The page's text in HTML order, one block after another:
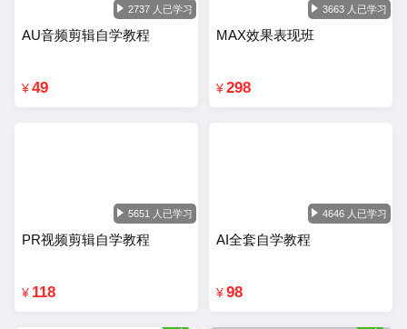
2737 人已学习
AU音频剪辑自学教程
¥ 49
3663 人已学习
MAX效果表现班
¥ 298
5651 人已学习
PR视频剪辑自学教程
¥ 118
4646 人已学习
AI全套自学教程
¥ 98